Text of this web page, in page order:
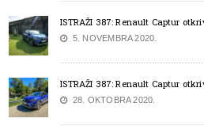
ISTRAŽI 387: Renault Captur
5. NOVEMBRA 2020.
ISTRAŽI 387: Renault Captur
28. OKTOBRA 2020.